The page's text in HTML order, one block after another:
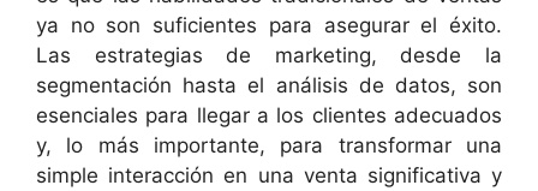
ya no son suficientes para asegurar el éxito.
Las estrategias de marketing, desde la
segmentación hasta el análisis de datos, son
esenciales para llegar a los clientes adecuados
y, lo más importante, para transformar una
simple interacción en una venta significativa y